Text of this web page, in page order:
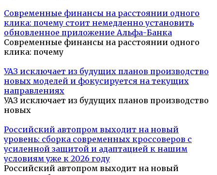
Современные финансы на расстоянии одного
клика: почему стоит немедленно установить
обновленное приложение Альфа-Банка
Современные финансы на расстоянии одного
клика: почему
УАЗ исключает из будущих планов производство
новых моделей и фокусируется на текущих
направлениях
УАЗ исключает из будущих планов производство
новых
Российский автопром выходит на новый
уровень: сборка современных кроссоверов с
усиленной защитой и адаптацией к нашим
условиям уже к 2026 году
Российский автопром выходит на новый